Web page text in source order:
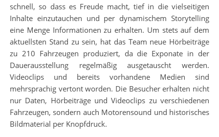
schnell, so dass es Freude macht, tief in die vielseitigen
Inhalte einzutauchen und per dynamischem Storytelling
eine Menge Informationen zu erhalten. Um stets auf dem
aktuellsten Stand zu sein, hat das Team neue Hörbeiträge
zu 210 Fahrzeugen produziert, da die Exponate in der
Dauerausstellung regelmäßig ausgetauscht werden.
Videoclips und bereits vorhandene Medien sind
mehrsprachig vertont worden. Die Besucher erhalten nicht
nur Daten, Hörbeiträge und Videoclips zu verschiedenen
Fahrzeugen, sondern auch Motorensound und historisches
Bildmaterial per Knopfdruck.